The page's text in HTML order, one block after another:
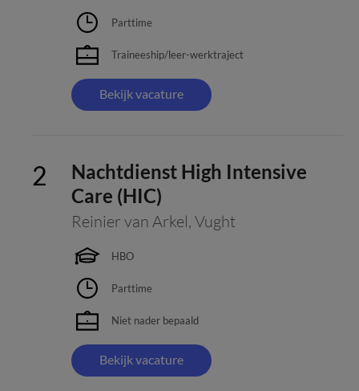
Parttime
Traineeship/leer-werktraject
Bekijk vacature
Nachtdienst High Intensive
Care (HIC)
Reinier van Arkel, Vught
HBO
Parttime
Niet nader bepaald
Bekijk vacature